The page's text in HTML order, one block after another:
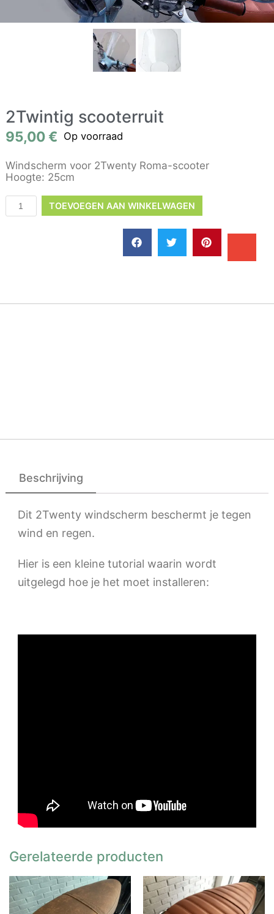
2Twintig scooterruit
95,00€ Op voorraad
Windscherm voor 2Twenty Roma-scooter
Hoogte: 25cm
TOEVOEGEN AAN WINKELWAGEN
Beschrijving
Dit 2Twenty windscherm beschermt je tegen
wind en regen.
Hier is een kleine tutorial waarin wordt
uitgelegd hoe je het moet installeren:
Gerelateerde producten